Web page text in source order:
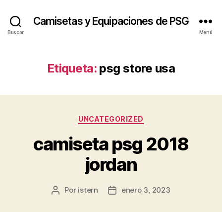
Buscar
Camisetas y Equipaciones de PSG
Menú
Etiqueta: psg store usa
Categorías
UNCATEGORIZED
camiseta psg 2018
jordan
Autor
Por istern
Fechaenero 3, 2023